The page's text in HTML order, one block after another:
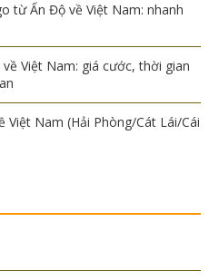
từ Ấn Độ về Việt Nam: nhanh
Việt Nam: giá cước, thời gian
Việt Nam (Hải Phòng/Cát Lái/Cái